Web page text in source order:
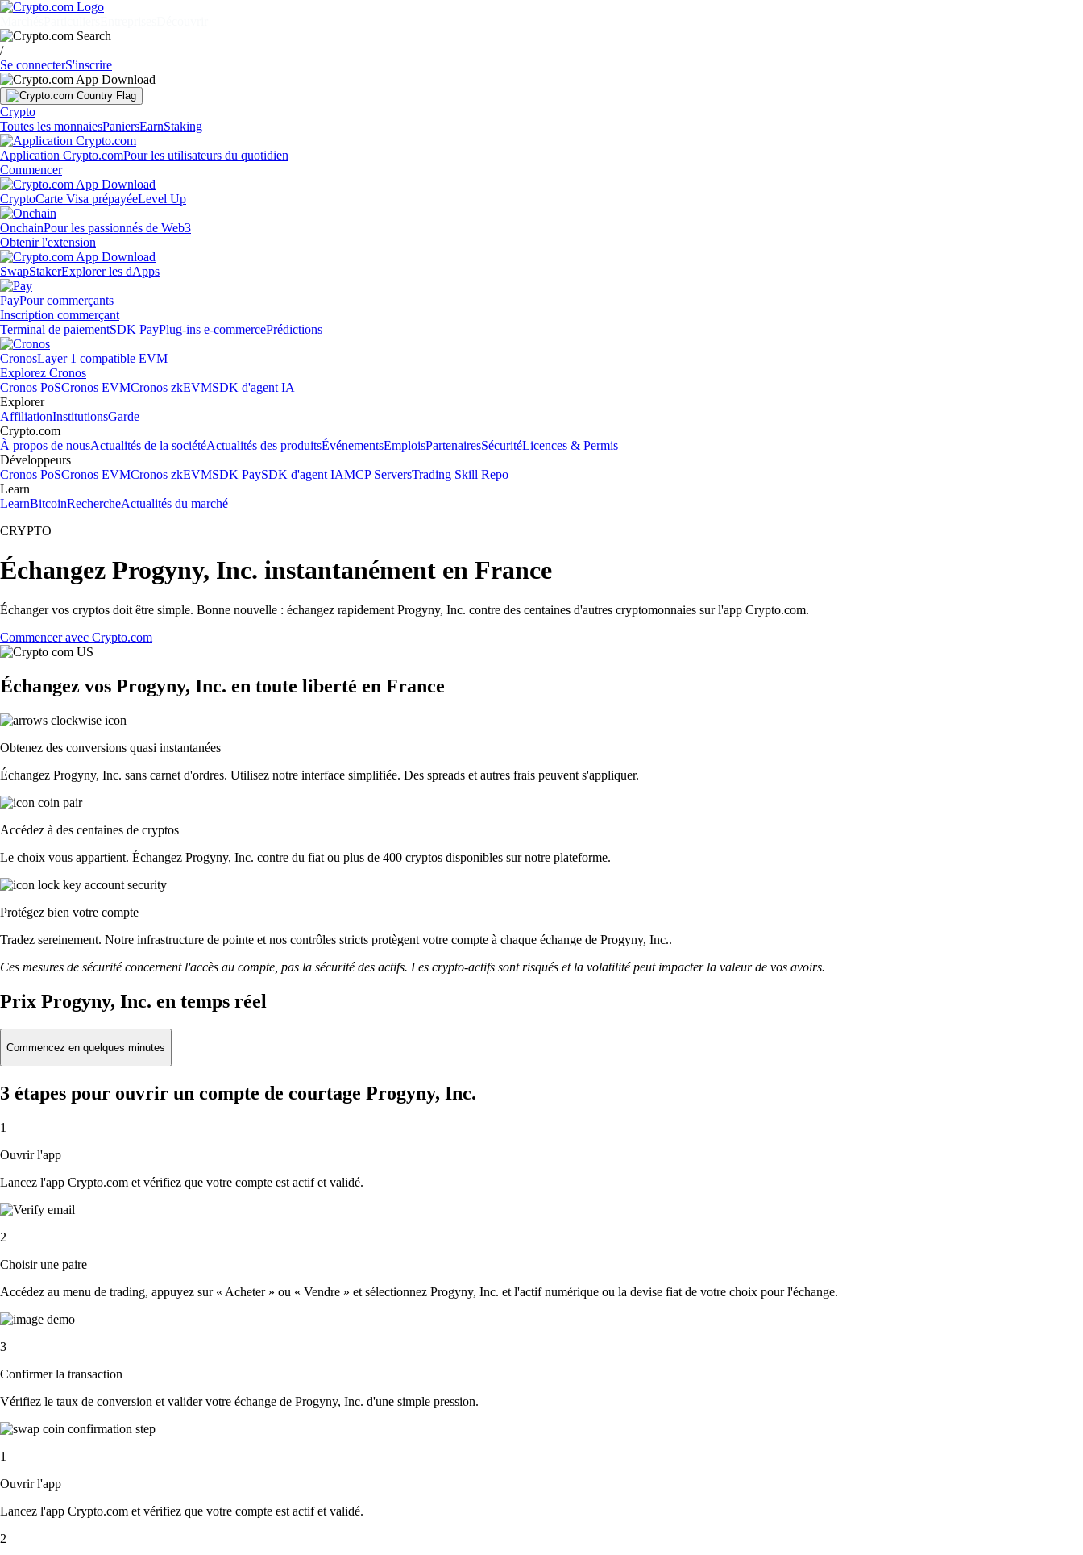
/
Se connecterS'inscrire
Crypto
Toutes les monnaiesPaniersEarnStaking
Application Crypto.comPour les utilisateurs du quotidien
Commencer
CryptoCarte Visa prépayéeLevel Up
OnchainPour les passionnés de Web3
Obtenir l'extension
SwapStakerExplorer les dApps
PayPour commerçants
Inscription commerçant
Terminal de paiementSDK PayPlug-ins e-commercePrédictions
CronosLayer 1 compatible EVM
Explorez Cronos
Cronos PoSCronos EVMCronos zkEVMSDK d'agent IA
Explorer
AffiliationInstitutionsGarde
Crypto.com
À propos de nousActualités de la sociétéActualités des produitsÉvénementsEmploisPartenairesSécuritéLicences & Permis
Développeurs
Cronos PoSCronos EVMCronos zkEVMSDK PaySDK d'agent IAMCP ServersTrading Skill Repo
Learn
LearnBitcoinRechercheActualités du marché
CRYPTO
Échangez Progyny, Inc. instantanément en France
Échanger vos cryptos doit être simple. Bonne nouvelle : échangez rapidement Progyny, Inc. contre des centaines d'autres cryptomonnaies sur l'app Crypto.com.
Commencer avec Crypto.com
Échangez vos Progyny, Inc. en toute liberté en France
Obtenez des conversions quasi instantanées
Échangez Progyny, Inc. sans carnet d'ordres. Utilisez notre interface simplifiée. Des spreads et autres frais peuvent s'appliquer.
Accédez à des centaines de cryptos
Le choix vous appartient. Échangez Progyny, Inc. contre du fiat ou plus de 400 cryptos disponibles sur notre plateforme.
Protégez bien votre compte
Tradez sereinement. Notre infrastructure de pointe et nos contrôles stricts protègent votre compte à chaque échange de Progyny, Inc..
Ces mesures de sécurité concernent l'accès au compte, pas la sécurité des actifs. Les crypto-actifs sont risqués et la volatilité peut impacter la valeur de vos avoirs.
Prix Progyny, Inc. en temps réel
Commencez en quelques minutes
3 étapes pour ouvrir un compte de courtage Progyny, Inc.
1
Ouvrir l'app
Lancez l'app Crypto.com et vérifiez que votre compte est actif et validé.
2
Choisir une paire
Accédez au menu de trading, appuyez sur « Acheter » ou « Vendre » et sélectionnez Progyny, Inc. et l'actif numérique ou la devise fiat de votre choix pour l'échange.
3
Confirmer la transaction
Vérifiez le taux de conversion et valider votre échange de Progyny, Inc. d'une simple pression.
1
Ouvrir l'app
Lancez l'app Crypto.com et vérifiez que votre compte est actif et validé.
2